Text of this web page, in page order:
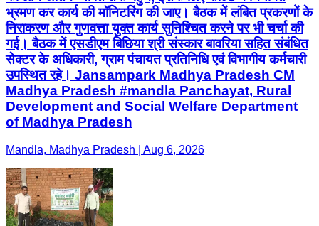
भ्रमण कर कार्य की मॉनिटरिंग की जाए। बैठक में लंबित प्रकरणों के
निराकरण और गुणवत्ता युक्त कार्य सुनिश्चित करने पर भी चर्चा की
गई। बैठक में एसडीएम बिछिया श्री संस्कार बावरिया सहित संबंधित
सेक्टर के अधिकारी, ग्राम पंचायत प्रतिनिधि एवं विभागीय कर्मचारी
उपस्थित रहे। Jansampark Madhya Pradesh CM
Madhya Pradesh #mandla Panchayat, Rural
Development and Social Welfare Department
of Madhya Pradesh
Mandla, Madhya Pradesh | Aug 6, 2026